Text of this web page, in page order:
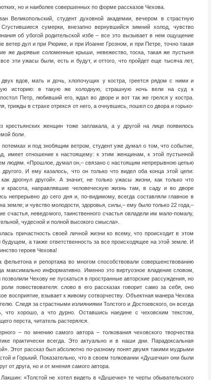
но и наиболее совершенных по форме рассказов Чехова.
Великопольский, студент духовной академии, вечером в страстную
сумерки, внезапно вернувшийся зимний холод, чувство
об убогой родительской избе – все это вызывает в нем ощущение
ветер дул и при Рюрике, и при Иоанне Грозном, и при Петре, точно такая
же дырявые соломенные крыши, невежество, тоска, такая же пустыня
эти ужасы были, есть и будут, и оттого, что пройдет еще тысяча лет,
двух вдов, мать и дочь, хлопочущих у костра, греется рядом с ними и
историю: в такую же холодную, страшную ночь вели на суд к
Петр, любивший его, ждал во дворе и вот так же грелся у костра.
трижды в страхе отрекся от него, а очнувшись, пошел со двора и горько-
крестьянских женщин тоже заплакала, а у другой на лице появилось
боли.
и под знобящим ветром, студент уже думал о том, что событие,
имеет отношение к настоящему: к этим женщинам, к этой пустынной
людям. «Прошлое, думал он,– связано с настоящим непрерывною цепью
И ему казалось, что он только что видел оба конца этой цепи:
дрогнул другой». А значит, не только ужасы жизни, как только что
красота, направлявшие человеческую жизнь там, в саду и во дворе
непрерывно до сего дня и, по-видимому, всегда составляли главное в
земле; и чувство молодости, здоровья, силы,– ему было только 22 года,–
счастья, неведомого, таинственного счастья овладели им мало-помалу,
чудесной и полной высокого смысла».
причастность своей личной жизни ко всему, что происходит в этом
а также ответственность за все происходящее на этой земле. И
героев Чехова!
фельетона и репортажа во многом способствовали совершенствованию
максимально информативно. Именно это виртуозное владение словом,
Чехову не пускаться в пространные авторские рассуждения, но
роли повествователя: слово в его рассказах говорит само за себя, оно
восприятие, взывает к живому сотворчеству. Объектная манера Чехова
Следя за страстными излияниями Толстого и Достоевского, он всегда
что хорошо, а что дурно. Оставшись наедине с чеховским текстом,
перста, читатель растерялся.
– по мнению самого автора – толкования чеховского творчества
практически всегда. Это актуально и в наши дни. Парадоксальная
Этот рассказ был абсолютно по-разному понят двумя такими мудрыми
и Горький. Показательно, что в своем толковании «Душечки» они были
от друга, но и от мнения самого автора.
«Толстой не хотел видеть в «Душечке» те черты обывательского